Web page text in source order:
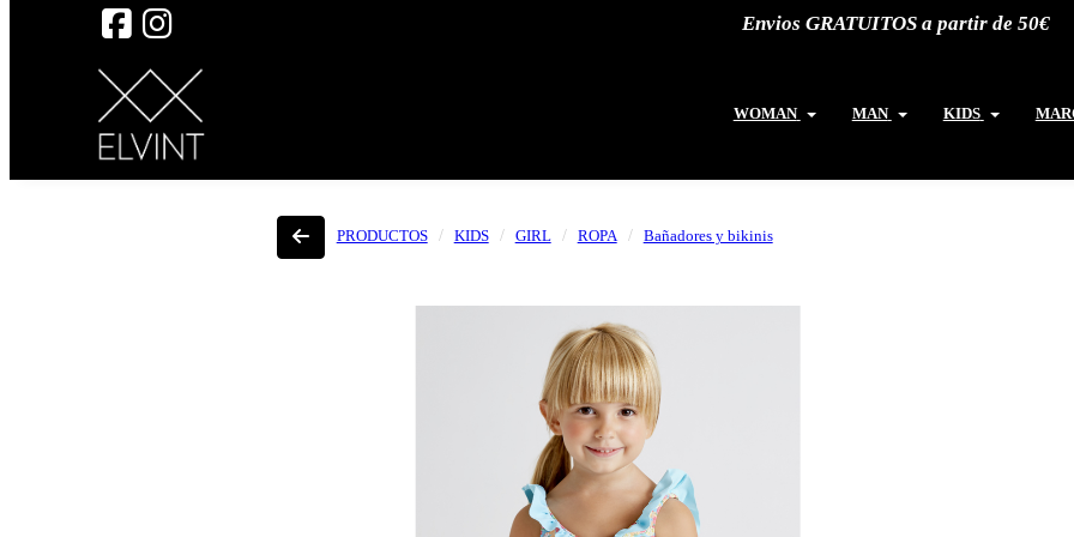
Envios GRATUITOS a partir de 50€
WOMAN MAN KIDS
PRODUCTOS KIDS GIRL ROPA Bañadores y bikinis